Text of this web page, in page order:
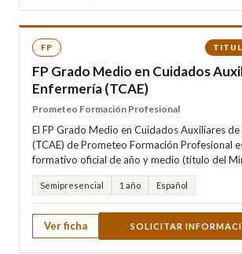
FP
FP Grado Medio en Cuidados
Enfermería (TCAE)
Prometeo Formación Profesional
El FP Grado Medio en Cuidados Auxiliares de
(TCAE) de Prometeo Formación Profesional
formativo oficial de año y medio (título del
Semipresencial 1 año Español
Ver ficha SOLICITAR